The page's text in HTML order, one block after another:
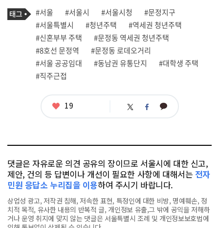
기
사
관
련
태
그
태
그
#서울 #서울시 #서울시청
#문정지구
#서울특별시
#청년주택
#역세권 청년주택
#신혼부부 주택
#문정동 역세권 청년주택
#8호선 문정역
#문정동 로데오거리
#서울 공공임대
#동남권 유통단지
#대학생 주택
#직주근접
좋
19 트 페 카
댓글은 자유로운 의견 공유의 장이므로 서울시에 대한 신고,
제안, 건의 등 답변이나 개선이 필요한 사항에 대해서는 전자
민원 응답소 누리집을 이용하여 주시기 바랍니다.
상업성 광고, 저작권 침해, 저속한 표현, 특정인에 대한 비방, 명예훼손, 정
치적 목적, 유사한 내용의 반복적 글, 개인정보 유출,그 밖에 공익을 저해하
거나 운영 취지에 맞지 않는 댓글은 서울특별시 조례 및 개인정보보호법에